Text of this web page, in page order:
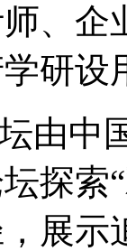
、企
研设
由中
探索
展示